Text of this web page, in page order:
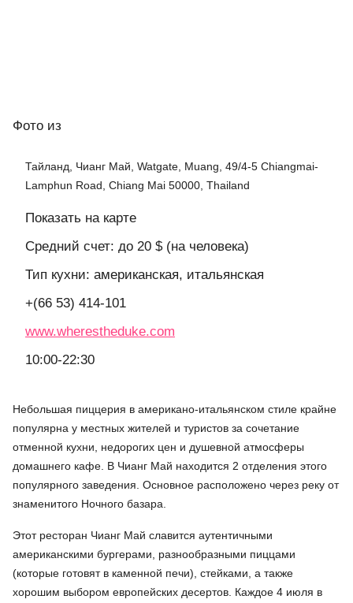
Фото из
Тайланд, Чианг Май, Watgate, Muang, 49/4-5 Chiangmai-
Lamphun Road, Chiang Mai 50000, Thailand
Показать на карте
Средний счет: до 20 $ (на человека)
Тип кухни: американская, итальянская
+(66 53) 414-101
www.wherestheduke.com
10:00-22:30
Небольшая пиццерия в американо-итальянском стиле крайне
популярна у местных жителей и туристов за сочетание
отменной кухни, недорогих цен и душевной атмосферы
домашнего кафе. В Чианг Май находится 2 отделения этого
популярного заведения. Основное расположено через реку от
знаменитого Ночного базара.
Этот ресторан Чианг Май славится аутентичными
американскими бургерами, разнообразными пиццами
(которые готовят в каменной печи), стейками, а также
хорошим выбором европейских десертов. Каждое 4 июля в